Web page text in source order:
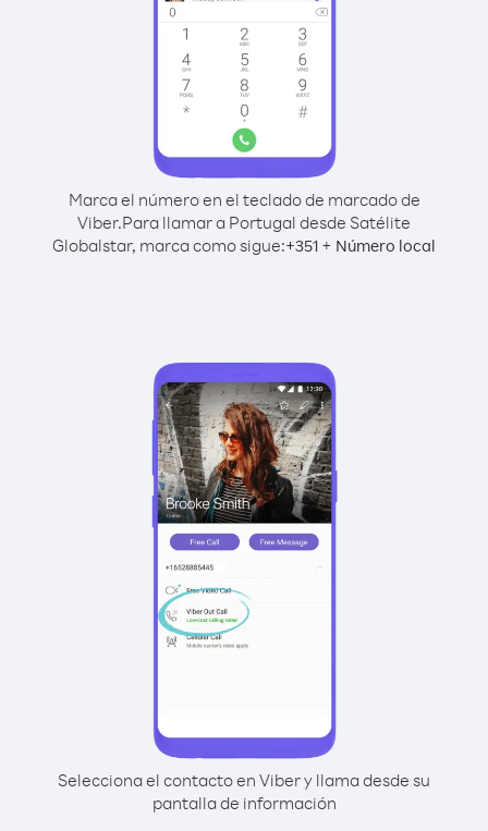
Marca el número en el teclado de marcado de
Viber.Para llamar a Portugal desde Satélite
Globalstar, marca como sigue:+351 + Número local
Selecciona el contacto en Viber y llama desde su
pantalla de información